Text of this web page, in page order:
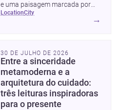
e uma paisagem marcada por
ícones como o Museu de Arte
Baía de Guanabara e um
mercado interessante para quem
quer construir, reformar ou
decorar.
location city
→
30 DE JULHO DE 2026
Entre a sinceridade
metamoderna e a
arquitetura do cuidado:
três leituras inspiradoras
para o presente